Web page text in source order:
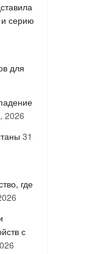
и серию
для
2026
31
где
с